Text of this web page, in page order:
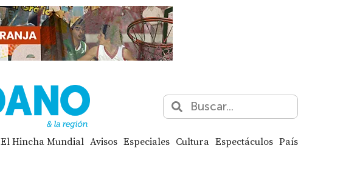
El Hincha Mundial Avisos Especiales Cultura Espectáculos País